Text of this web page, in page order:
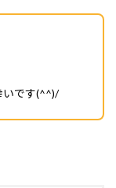
いです(^^)/